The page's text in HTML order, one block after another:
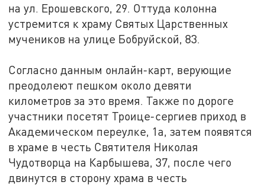
на ул. Ерошевского, 29. Оттуда колонна
устремится к храму Святых Царственных
мучеников на улице Бобруйской, 83.
Согласно данным онлайн-карт, верующие
преодолеют пешком около девяти
километров за это время. Также по дороге
участники посетят Троице-сергиев приход в
Академическом переулке, 1а, затем появятся
в храме в честь Святителя Николая
Чудотворца на Карбышева, 37, после чего
двинутся в сторону храма в честь